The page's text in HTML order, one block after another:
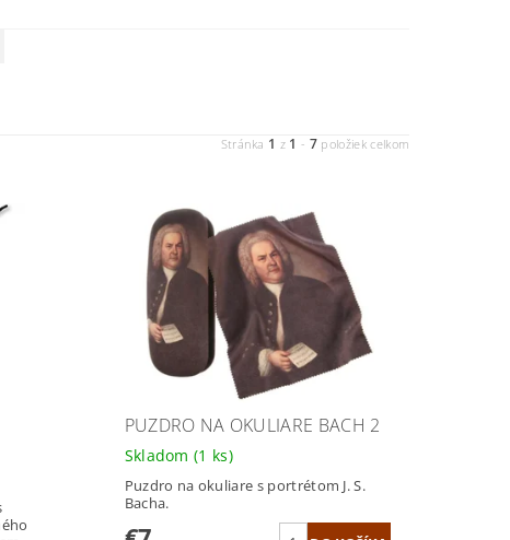
Stránka 1 z 1 - 7 položiek celkom
PUZDRO NA OKULIARE BACH 2
Skladom(1 ks)
Puzdro na okuliare s portrétom J. S.
Bacha.